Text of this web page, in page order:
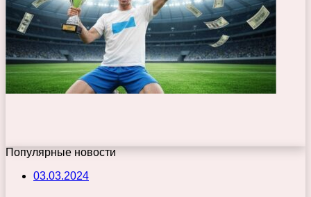
Популярные новости
03.03.2024